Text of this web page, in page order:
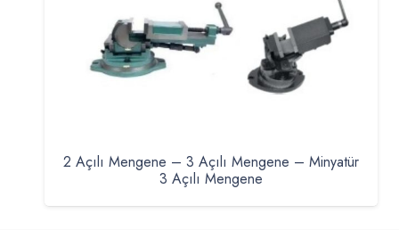
2 Açılı Mengene – 3 Açılı Mengene – Minyatür
3 Açılı Mengene